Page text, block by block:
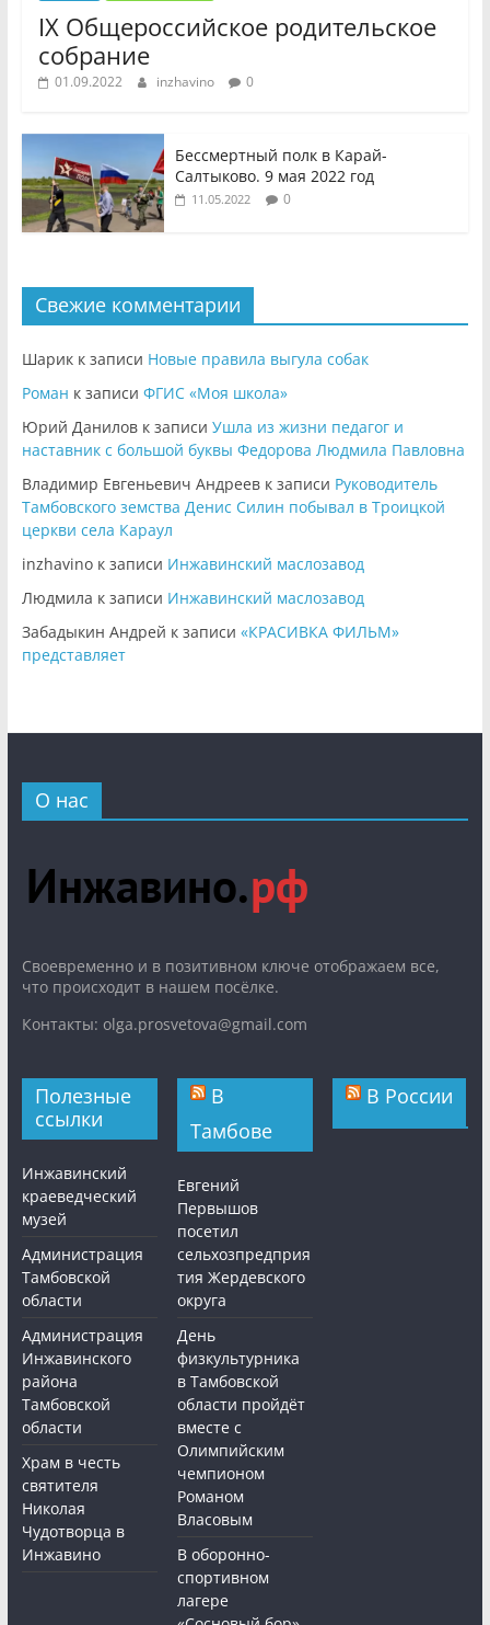
IX Общероссийское родительское
собрание
01.09.2022 inzhavino 0
Бессмертный полк в Карай-
Салтыково. 9 мая 2022 год
11.05.2022 0
Свежие комментарии
Шарикк записи Новые правила выгула собак
Роман к записи ФГИС «Моя школа»
Юрий Даниловк записи Ушла из жизни педагог и
наставник с большой буквы Федорова Людмила Павловна
Владимир Евгеньевич Андреевк записи Руководитель
Тамбовского земства Денис Силин побывал в Троицкой
церкви села Караул
inzhavinoк записи Инжавинский маслозавод
Людмила к записи Инжавинский маслозавод
Забадыкин Андрей к записи «КРАСИВКА ФИЛЬМ»
представляет
О нас
Cвоевременно и в позитивном ключе отображаем все,
что происходит в нашем посёлке.
Контакты: olga.prosvetova@gmail.com
Полезные
ссылки
Инжавинский
краеведческий
музей
Администрация
Тамбовской
области
Администрация
Инжавинского
района
Тамбовской
области
Храм в честь
святителя
Николая
Чудотворца в
Инжавино
В
Тамбове
Евгений
Первышов
посетил
сельхозпредприя
тия Жердевского
округа
День
физкультурника
в Тамбовской
области пройдёт
вместе с
Олимпийским
чемпионом
Романом
Власовым
В оборонно-
спортивном
лагере
В России